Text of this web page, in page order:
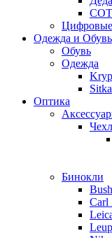
СОТ
Одежда и Обувь
Обувь
Одежда
Sitka
Оптика
Бинокли
Carl